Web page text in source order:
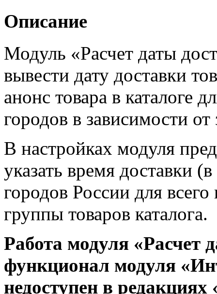
Описание
Модуль «Расчет даты
вывести дату доставки
анонс товара в каталоге
городов в зависимости
В настройках модуля
указать время доставки
городов России для
группы товаров каталога.
Работа модуля «Расчет
функционал модуля
недоступен в